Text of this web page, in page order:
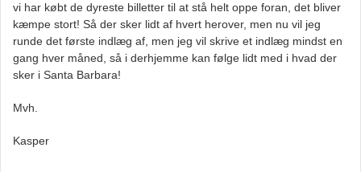
vi har købt de dyreste billetter til at stå helt oppe foran, det bliver
kæmpe stort! Så der sker lidt af hvert herover, men nu vil jeg
runde det første indlæg af, men jeg vil skrive et indlæg mindst en
gang hver måned, så i derhjemme kan følge lidt med i hvad der
sker i Santa Barbara!
Mvh.
Kasper